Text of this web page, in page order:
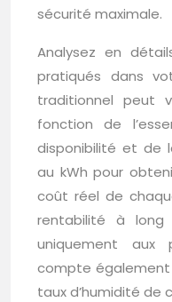
sécurité maximale.
Analysez en
pratiqués dans
traditionnel peut
fonction de
disponibilité et de
au kWh pour
coût réel de
rentabilité à
uniquement aux
compte
taux d’humidité de